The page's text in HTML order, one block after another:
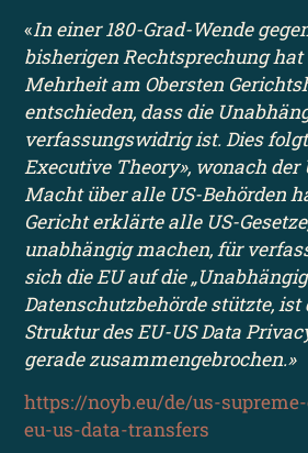
«In einer 180-Grad-Wende
bisherigen Rechtsprechung
Mehrheit am Obersten
entschieden, dass die
verfassungswidrig ist. Dies
Executive Theory», wonach der
Macht über alle US-Behörden
Gericht erklärte alle US-
unabhängig machen, für
sich die EU auf die
Datenschutzbehörde stützte, ist
Struktur des EU-US Data
gerade zusammengebrochen.»
https://noyb.eu/de/us-
eu-us-data-transfers